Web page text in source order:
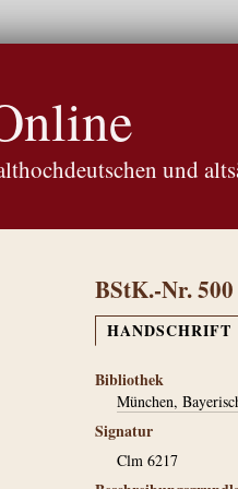
und
BStK.-Nr. 500
HANDSCHRIFT
Bibliothek
München,
Signatur
Clm 6217